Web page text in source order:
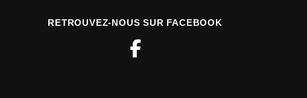
RETROUVEZ-NOUS SUR FACEBOOK